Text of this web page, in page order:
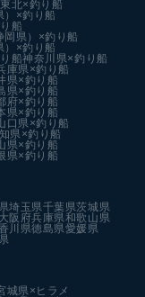
越×釣り船
北×釣り船
）×釣り船
船
県）×釣り船
）×釣り船
船神奈川県×釣り船
庫県×釣り船
県×釣り船
県×釣り船
府×釣り船
県×釣り船
口県×釣り船
県×釣り船
県×釣り船
埼玉県千葉県茨城県
阪府兵庫県和歌山県
川県